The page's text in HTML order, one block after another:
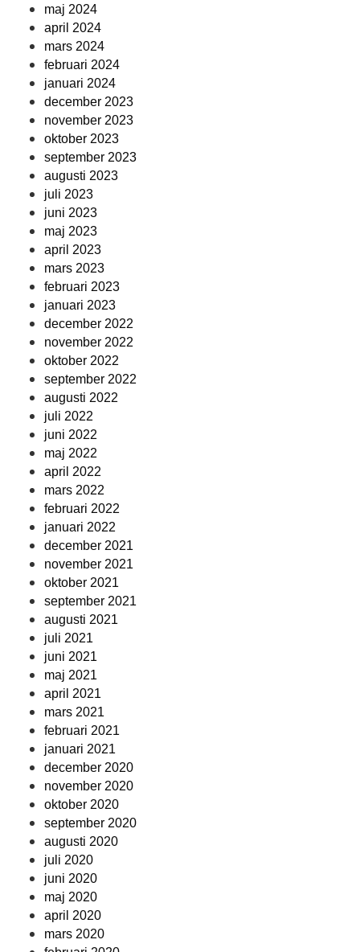
maj 2024
april 2024
mars 2024
februari 2024
januari 2024
december 2023
november 2023
oktober 2023
september 2023
augusti 2023
juli 2023
juni 2023
maj 2023
april 2023
mars 2023
februari 2023
januari 2023
december 2022
november 2022
oktober 2022
september 2022
augusti 2022
juli 2022
juni 2022
maj 2022
april 2022
mars 2022
februari 2022
januari 2022
december 2021
november 2021
oktober 2021
september 2021
augusti 2021
juli 2021
juni 2021
maj 2021
april 2021
mars 2021
februari 2021
januari 2021
december 2020
november 2020
oktober 2020
september 2020
augusti 2020
juli 2020
juni 2020
maj 2020
april 2020
mars 2020